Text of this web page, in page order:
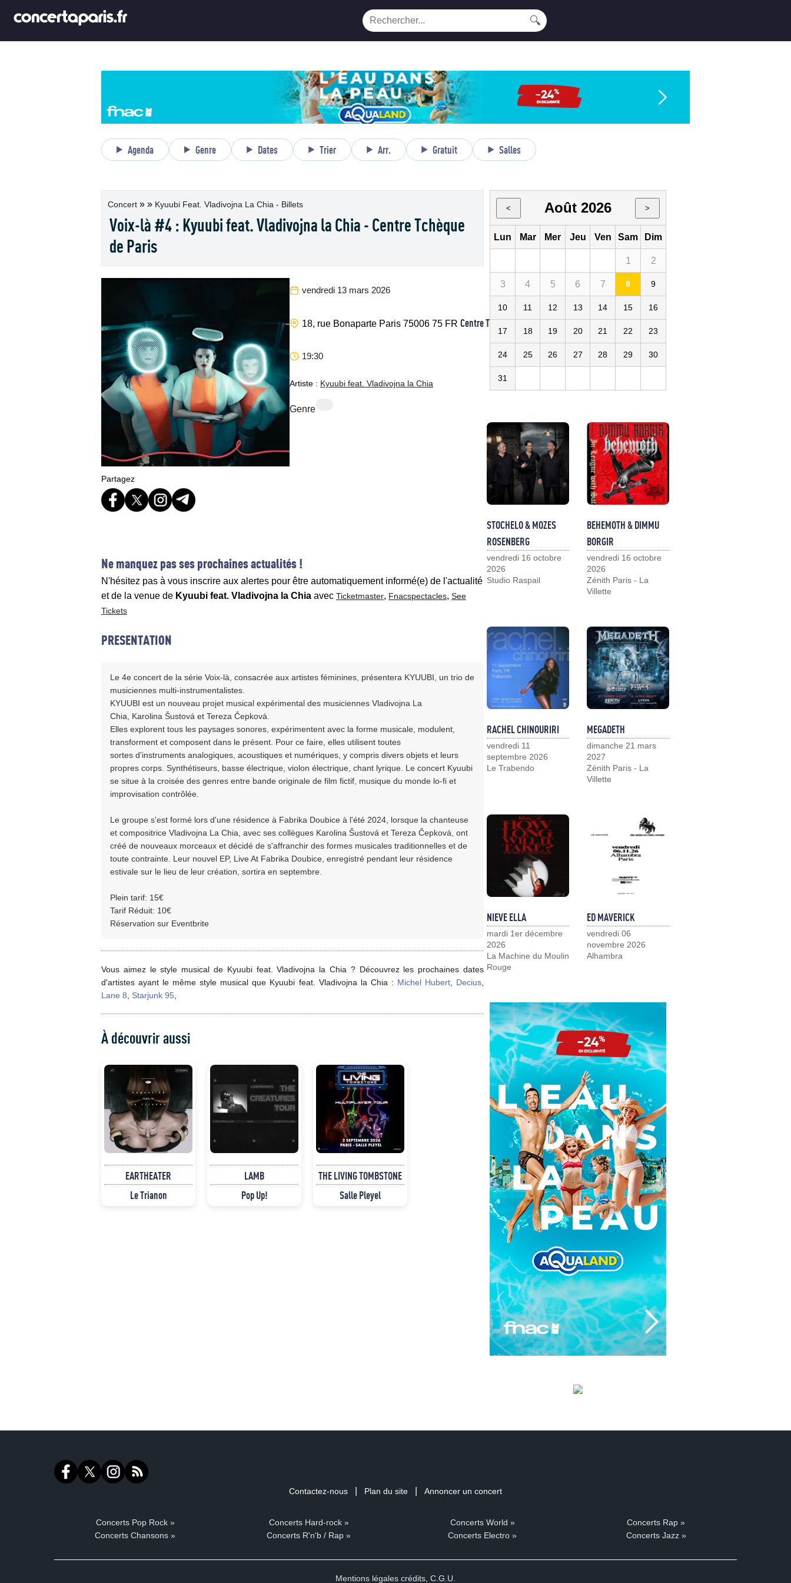
🔍
Agenda Genre Dates Trier Arr. Gratuit Salles
Concert » » Kyuubi Feat. Vladivojna La Chia - Billets
Voix-là #4 : Kyuubi feat. Vladivojna la Chia - Centre Tchèque
de Paris
vendredi 13 mars 2026
18, rue Bonaparte Paris 75006 75 FR Centre Tchèque de Paris
19:30
Artiste : Kyuubi feat. Vladivojna la Chia
Genre
Partagez
Ne manquez pas ses prochaines actualités !
N'hésitez pas à vous inscrire aux alertes pour être automatiquement informé(e) de l'actualité
et de la venue de Kyuubi feat. Vladivojna la Chia avec Ticketmaster, Fnacspectacles, See
Tickets
PRESENTATION
Le 4e concert de la série Voix-là, consacrée aux artistes féminines, présentera KYUUBI, un trio de
musiciennes multi-instrumentalistes.
KYUUBI est un nouveau projet musical expérimental des musiciennes Vladivojna La
Chia, Karolina Šustová et Tereza Čepková.
Elles explorent tous les paysages sonores, expérimentent avec la forme musicale, modulent,
transforment et composent dans le présent. Pour ce faire, elles utilisent toutes
sortes d'instruments analogiques, acoustiques et numériques, y compris divers objets et leurs
propres corps. Synthétiseurs, basse électrique, violon électrique, chant lyrique. Le concert Kyuubi
se situe à la croisée des genres entre bande originale de film fictif, musique du monde lo-fi et
improvisation contrôlée.
Le groupe s'est formé lors d'une résidence à Fabrika Doubice à l'été 2024, lorsque la chanteuse
et compositrice Vladivojna La Chia, avec ses collègues Karolina Šustová et Tereza Čepková, ont
créé de nouveaux morceaux et décidé de s'affranchir des formes musicales traditionnelles et de
toute contrainte. Leur nouvel EP, Live At Fabrika Doubice, enregistré pendant leur résidence
estivale sur le lieu de leur création, sortira en septembre.
Plein tarif: 15€
Tarif Réduit: 10€
Réservation sur Eventbrite
Vous aimez le style musical de Kyuubi feat. Vladivojna la Chia ? Découvrez les prochaines dates
d'artistes ayant le même style musical que Kyuubi feat. Vladivojna la Chia : Michel Hubert, Decius
Lane 8
Starjunk 95
À découvrir aussi
EARTHEATER
Le Trianon
LAMB
Pop Up!
THE LIVING TOMBSTONE
Salle Pleyel
< Août 2026 >
Lun Mar Mer Jeu Ven Sam Dim
1 2
3 4 5 6 7 8 9
10 11 12 13 14 15 16
17 18 19 20 21 22 23
24 25 26 27 28 29 30
31
STOCHELO & MOZES
ROSENBERG
vendredi 16 octobre
2026
Studio Raspail
BEHEMOTH & DIMMU
BORGIR
vendredi 16 octobre
2026
Zénith Paris - La
Villette
RACHEL CHINOURIRI
vendredi 11
septembre 2026
Le Trabendo
MEGADETH
dimanche 21 mars
2027
Zénith Paris - La
Villette
NIEVE ELLA
mardi 1er décembre
2026
La Machine du Moulin
Rouge
ED MAVERICK
vendredi 06
novembre 2026
Alhambra
Contactez-nous Plan du site Annoncer un concert
Concerts Pop Rock »
Concerts Chansons »
Concerts Hard-rock »
Concerts R'n'b / Rap »
Concerts World »
Concerts Electro »
Concerts Rap »
Concerts Jazz »
Mentions légales crédits C.G.U.